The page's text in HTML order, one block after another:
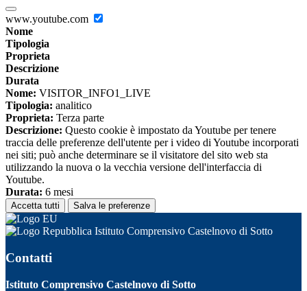
www.youtube.com
Nome
Tipologia
Proprieta
Descrizione
Durata
Nome: VISITOR_INFO1_LIVE
Tipologia: analitico
Proprieta: Terza parte
Descrizione: Questo cookie è impostato da Youtube per tenere
traccia delle preferenze dell'utente per i video di Youtube incorporati
nei siti; può anche determinare se il visitatore del sito web sta
utilizzando la nuova o la vecchia versione dell'interfaccia di
Youtube.
Durata: 6 mesi
Accetta tutti Salva le preferenze
Istituto Comprensivo Castelnovo di Sotto
Contatti
Istituto Comprensivo Castelnovo di Sotto